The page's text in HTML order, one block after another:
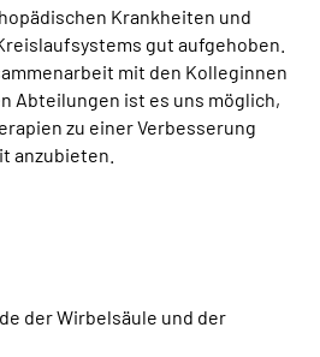
Krankheiten und
gut aufgehoben.
mit den Kolleginnen
Abteilungen ist es uns möglich,
zu einer Verbesserung
anzubieten.
der Wirbelsäule und der